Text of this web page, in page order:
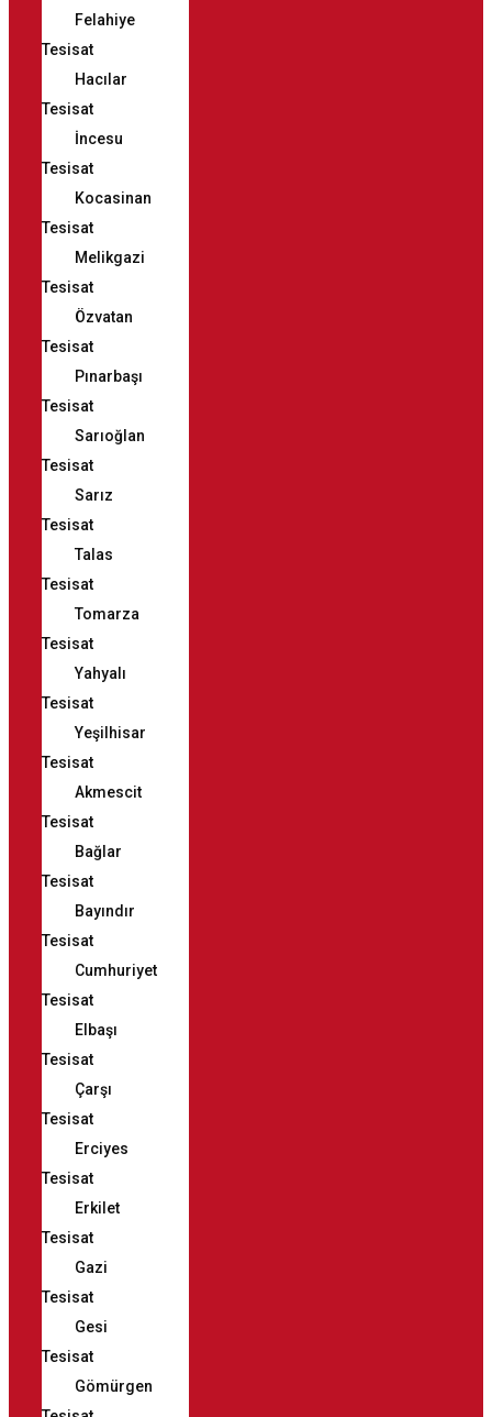
Felahiye
Tesisat
Hacılar
Tesisat
İncesu
Tesisat
Kocasinan
Tesisat
Melikgazi
Tesisat
Özvatan
Tesisat
Pınarbaşı
Tesisat
Sarıoğlan
Tesisat
Sarız
Tesisat
Talas
Tesisat
Tomarza
Tesisat
Yahyalı
Tesisat
Yeşilhisar
Tesisat
Akmescit
Tesisat
Bağlar
Tesisat
Bayındır
Tesisat
Cumhuriyet
Tesisat
Elbaşı
Tesisat
Çarşı
Tesisat
Erciyes
Tesisat
Erkilet
Tesisat
Gazi
Tesisat
Gesi
Tesisat
Gömürgen